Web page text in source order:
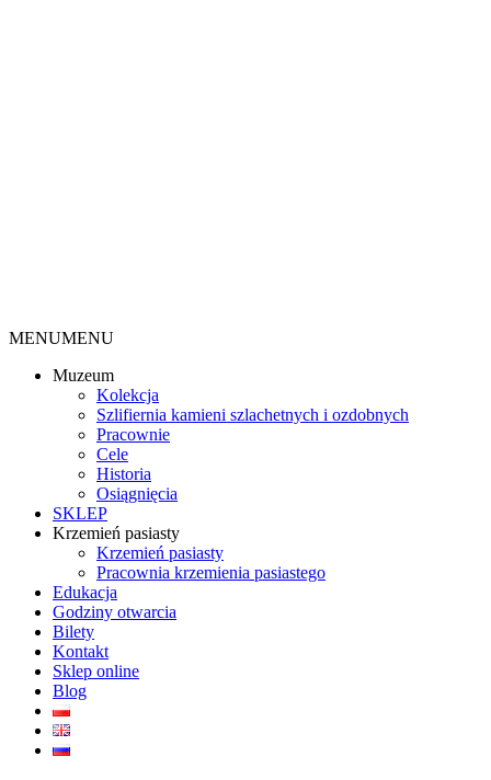
MENUMENU
Muzeum
Kolekcja
Szlifiernia kamieni szlachetnych i ozdobnych
Pracownie
Cele
Historia
Osiągnięcia
SKLEP
Krzemień pasiasty
Krzemień pasiasty
Pracownia krzemienia pasiastego
Edukacja
Godziny otwarcia
Bilety
Kontakt
Sklep online
Blog